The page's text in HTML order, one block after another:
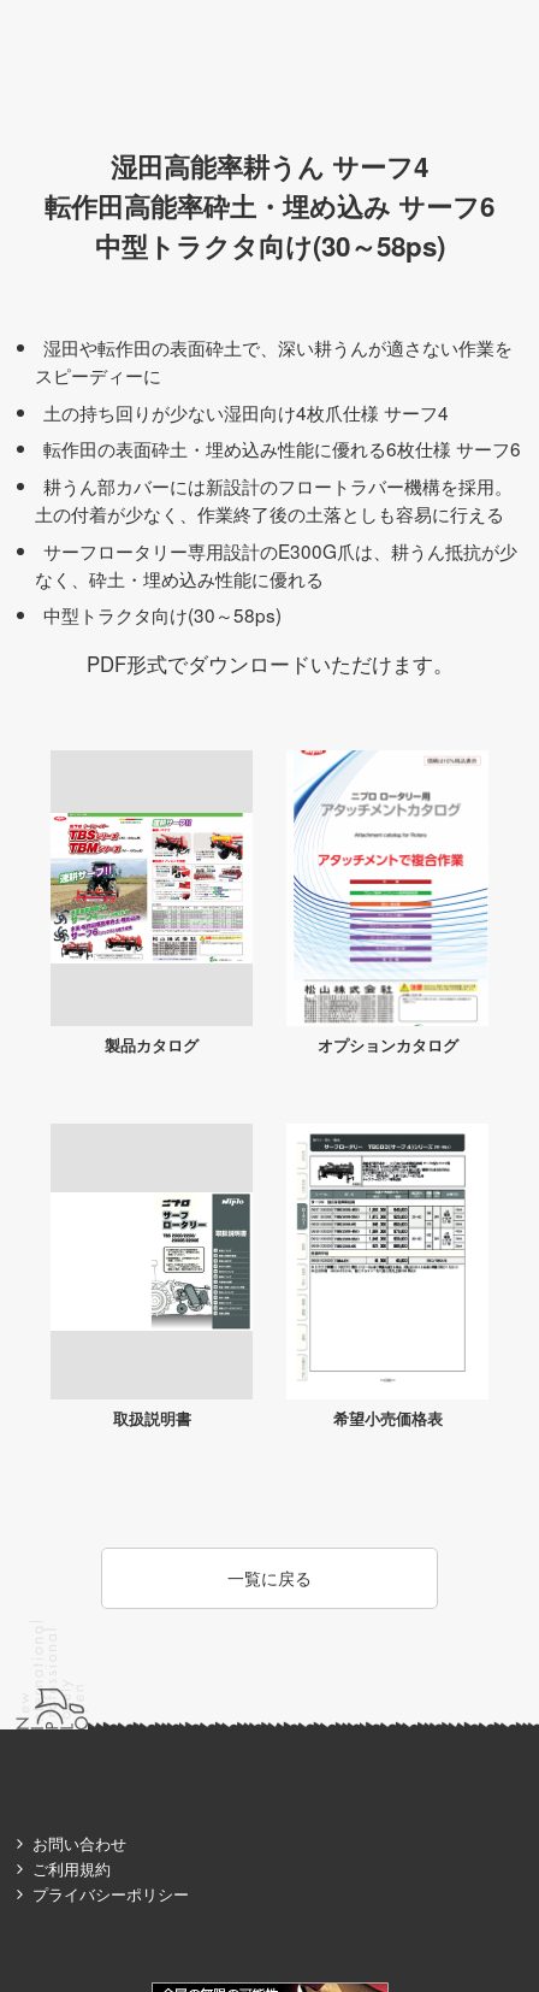
湿田高能率耕うん サーフ4
転作田高能率砕土・埋め込み サーフ6
中型トラクタ向け(30～58ps)
湿田や転作田の表面砕土で、深い耕うんが適さない作業を
スピーディーに
土の持ち回りが少ない湿田向け4枚爪仕様 サーフ4
転作田の表面砕土・埋め込み性能に優れる6枚仕様 サーフ6
耕うん部カバーには新設計のフロートラバー機構を採用。
土の付着が少なく、作業終了後の土落としも容易に行える
サーフロータリー専用設計のE300G爪は、耕うん抵抗が少
なく、砕土・埋め込み性能に優れる
中型トラクタ向け(30～58ps)
PDF形式でダウンロードいただけます。
製品カタログ オプションカタログ
取扱説明書 希望小売価格表
一覧に戻る
お問い合わせ
ご利用規約
プライバシーポリシー